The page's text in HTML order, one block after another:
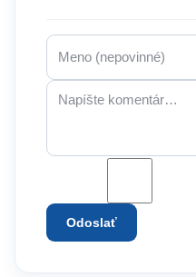
Odoslať